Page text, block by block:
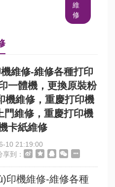
維
修
維修-維修各種打印
一體機，更換原裝粉
維修，重慶打印機
門維修，重慶打印機
卡紙維修
10 21:19:00
享到：
機維修-維修各種